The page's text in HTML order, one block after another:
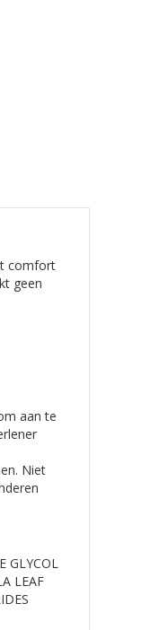
comfort
geen
aan te
Niet
GLYCOL
LEAF